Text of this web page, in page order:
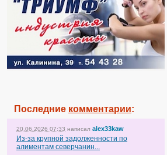
Последние комментарии:
20.06.2026 07:33 написал alex33kaw
Из-за крупной задолженности по
алиментам северчанин...